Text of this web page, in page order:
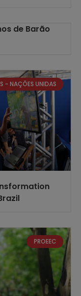
de Barão
- NAÇÕES UNIDAS
PROEEC